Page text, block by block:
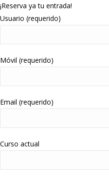
¡Reserva ya tu entrada!
Usuario (requerido)
Móvil (requerido)
Email (requerido)
Curso actual